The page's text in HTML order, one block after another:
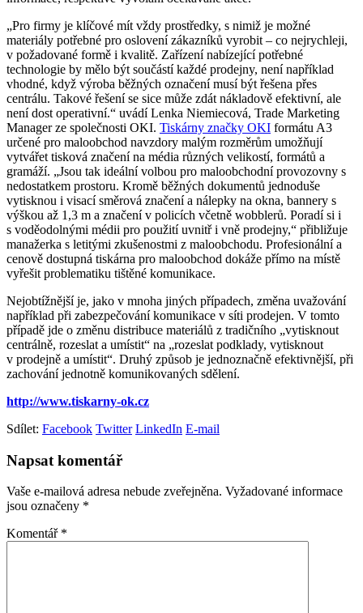
„Pro firmy je klíčové mít vždy prostředky, s nimiž je možné
materiály potřebné pro oslovení zákazníků vyrobit – co nejrychleji,
v požadované formě i kvalitě. Zařízení nabízející potřebné
technologie by mělo být součástí každé prodejny, není například
vhodné, když výroba běžných označení musí být řešena přes
centrálu. Takové řešení se sice může zdát nákladově efektivní, ale
není dost operativní.“ uvádí Lenka Niemiecová, Trade Marketing
Manager ze společnosti OKI. Tiskárny značky OKI formátu A3
určené pro maloobchod navzdory malým rozměrům umožňují
vytvářet tisková značení na média různých velikostí, formátů a
gramáží. „Jsou tak ideální volbou pro maloobchodní provozovny s
nedostatkem prostoru. Kromě běžných dokumentů jednoduše
vytisknou i visací směrová značení a nálepky na okna, bannery s
výškou až 1,3 m a značení v policích včetně wobblerů. Poradí si i
s voděodolnými médii pro použití uvnitř i vně prodejny,“ přibližuje
manažerka s letitými zkušenostmi z maloobchodu. Profesionální a
cenově dostupná tiskárna pro maloobchod dokáže přímo na místě
vyřešit problematiku tištěné komunikace.
Nejobtížnější je, jako v mnoha jiných případech, změna uvažování
například při zabezpečování komunikace v síti prodejen. V tomto
případě jde o změnu distribuce materiálů z tradičního „vytisknout
centrálně, rozeslat a umístit“ na „rozeslat podklady, vytisknout
v prodejně a umístit“. Druhý způsob je jednoznačně efektivnější, při
zachování jednotně komunikovaných sdělení.
http://www.tiskarny-ok.cz
Sdílet: Facebook Twitter LinkedIn E-mail
Napsat komentář
Vaše e-mailová adresa nebude zveřejněna. Vyžadované informace
jsou označeny *
Komentář *